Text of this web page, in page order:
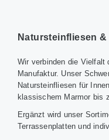
Natursteinfliesen
Wir verbinden die Vielfalt
Manufaktur. Unser
Natursteinfliesen für
klassischem Marmor bis
Ergänzt wird unser
Terrassenplatten und